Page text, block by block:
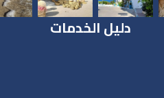
دليل الخدمات